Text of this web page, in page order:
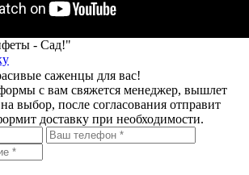
- Сад!"
саженцы для вас!
с вам свяжется менеджер, вышлет
выбор, после согласования отправит
доставку при необходимости.